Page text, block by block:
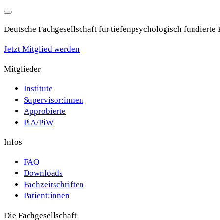
Deutsche Fachgesellschaft für tiefenpsychologisch fundierte
Jetzt Mitglied werden
Mitglieder
Institute
Supervisor:innen
Approbierte
PiA/PiW
Infos
FAQ
Downloads
Fachzeitschriften
Patient:innen
Die Fachgesellschaft